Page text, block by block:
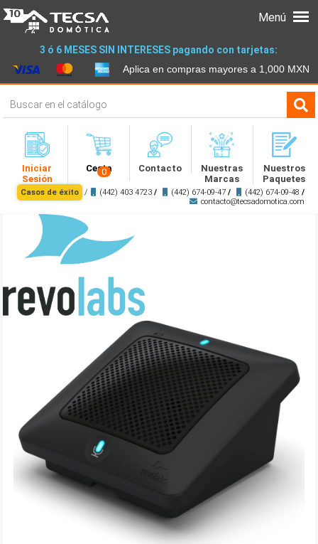
3 ó 6 MESES SIN INTERESES pagando con tarjetas:
Aplica en compras mayores a 1,000 MXN
Iniciar
Sesión
Cesta
0 Contacto
Nuestras
Marcas
Nuestros
Paquetes
Casos de éxito / (442) 403 4723 / (442) 674-09-47 / (442) 674-09-48 /
contacto@tecsadomotica.com
Menú